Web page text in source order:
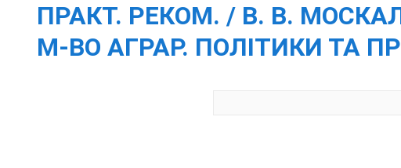
ПРАКТ. РЕКОМ. / В. В.
М-ВО АГРАР. ПОЛІТИКИ ТА